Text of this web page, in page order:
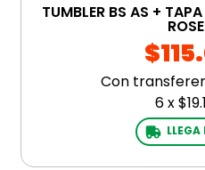
TUMBLER BS AS +
Con
6x